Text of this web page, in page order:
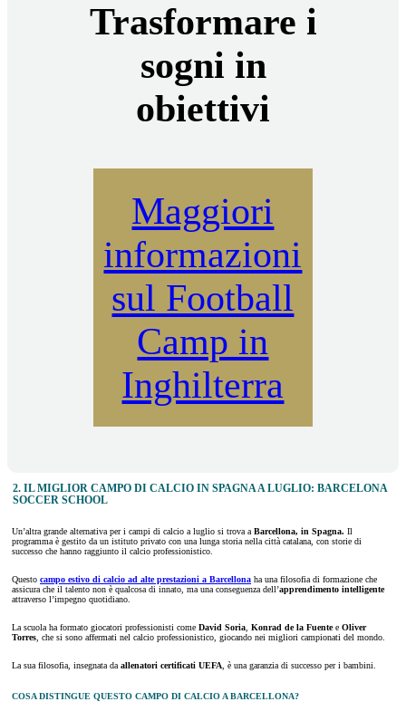
Trasformare i
sogni in
obiettivi
Maggiori
informazioni
sul Football
Camp in
Inghilterra
2. IL MIGLIOR CAMPO DI CALCIO IN SPAGNA A LUGLIO: BARCELONA
SOCCER SCHOOL
Un’altra grande alternativa per i campi di calcio a luglio si trova a Barcellona, in Spagna. Il
programma è gestito da un istituto privato con una lunga storia nella città catalana, con storie di
successo che hanno raggiunto il calcio professionistico.
Questo campo estivo di calcio ad alte prestazioni a Barcellona ha una filosofia di formazione che
assicura che il talento non è qualcosa di innato, ma una conseguenza dell’apprendimento intelligente
attraverso l’impegno quotidiano.
La scuola ha formato giocatori professionisti come David Soria Konrad de la Fuentee Oliver
Torres , che si sono affermati nel calcio professionistico, giocando nei migliori campionati del mondo.
La sua filosofia, insegnata da allenatori certificati UEFA , è una garanzia di successo per i bambini.
COSA DISTINGUE QUESTO CAMPO DI CALCIO A BARCELLONA?